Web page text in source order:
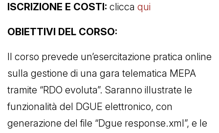
ISCRIZIONE E COSTI: clicca qui
OBIETTIVI DEL CORSO:
Il corso prevede un’esercitazione pratica online
sulla gestione di una gara telematica MEPA
tramite “RDO evoluta”. Saranno illustrate le
funzionalità del DGUE elettronico, con
generazione del file “Dgue response.xml”, e le